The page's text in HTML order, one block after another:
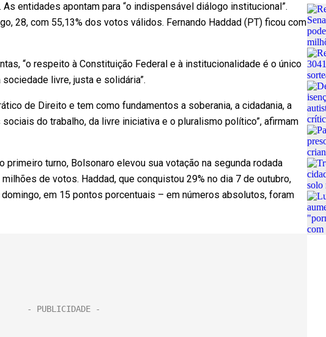
entidades apontam para “o indispensável diálogo institucional”.
28, com 55,13% dos votos válidos. Fernando Haddad (PT) ficou com
“o respeito à Constituição Federal e à institucionalidade é o único
livre, justa e solidária”.
de Direito e tem como fundamentos a soberania, a cidadania, a
do trabalho, da livre iniciativa e o pluralismo político”, afirmam
turno, Bolsonaro elevou sua votação na segunda rodada
de votos. Haddad, que conquistou 29% no dia 7 de outubro,
em 15 pontos porcentuais – em números absolutos, foram